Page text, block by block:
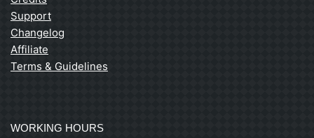
Support
Changelog
Affiliate
Terms & Guidelines
WORKING HOURS